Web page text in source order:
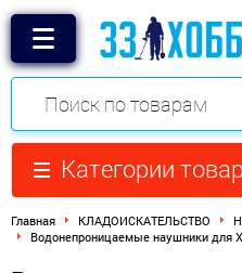
Категории
Главная КЛАДОИСКАТЕЛЬСТВО
Водонепроницаемые наушники для